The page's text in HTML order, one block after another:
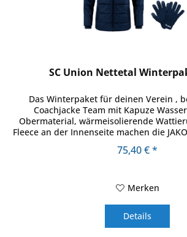
SC Union Nettetal
Das Winterpaket für deinen Verein ,
Coachjacke Team mit Kapuze
Obermaterial, wärmeisolierende
Fleece an der Innenseite machen die
75,40 € *
Merken
Details